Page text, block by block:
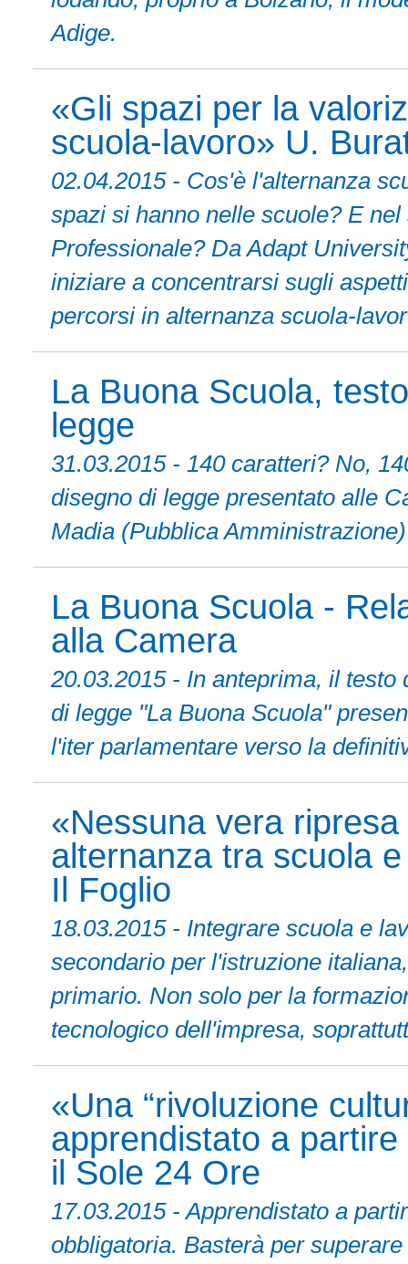
Adige.
«Gli spazi per la
scuola-lavoro» U.
02.04.2015 - Cos'è l'alternanza
spazi si hanno nelle scuole? E
Professionale? Da Adapt
iniziare a concentrarsi sugli
percorsi in alternanza scuola-
La Buona Scuola,
legge
31.03.2015 - 140 caratteri? No,
disegno di legge presentato alle
Madia (Pubblica
La Buona Scuola -
alla Camera
20.03.2015 - In anteprima, il
di legge "La Buona Scuola"
l'iter parlamentare verso la
«Nessuna vera
alternanza tra scuola
Il Foglio
18.03.2015 - Integrare scuola e
secondario per l'istruzione
primario. Non solo per la
tecnologico dell'impresa,
«Una “rivoluzione
apprendistato a
il Sole 24 Ore
17.03.2015 - Apprendistato a
obbligatoria. Basterà per